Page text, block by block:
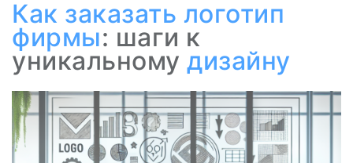
Как заказать логотип
фирмы: шаги к
уникальному дизайну